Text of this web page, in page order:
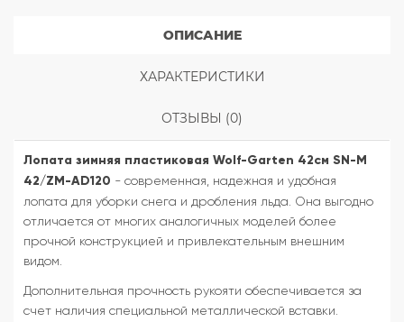
ОПИСАНИЕ
ХАРАКТЕРИСТИКИ
ОТЗЫВЫ (0)
Лопата зимняя пластиковая Wolf-Garten 42см SN-M
42/ZM-AD120 - современная, надежная и удобная
лопата для уборки снега и дробления льда. Она выгодно
отличается от многих аналогичных моделей более
прочной конструкцией и привлекательным внешним
видом.
Дополнительная прочность рукояти обеспечивается за
счет наличия специальной металлической вставки.